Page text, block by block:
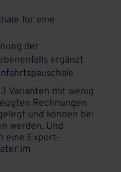
für eine
der
ergänzt
Varianten mit wenig
Rechnungen
und können bei
werden. Und
eine Export-
im